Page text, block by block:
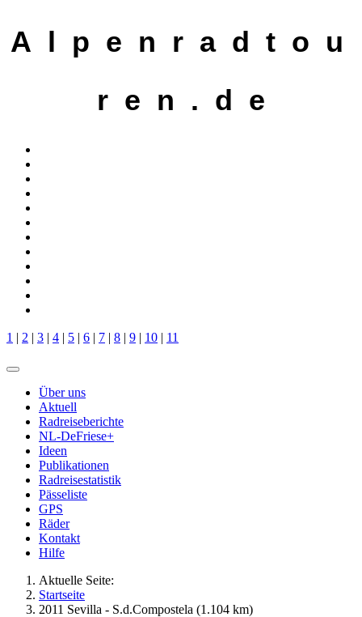
A l p e n r a d t o u
r e n . d e
1 | 2 | 3 | 4 | 5 | 6 | 7 | 8 | 9 | 10 | 11
Über uns
Aktuell
Radreiseberichte
NL-DeFriese+
Ideen
Publikationen
Radreisestatistik
Pässeliste
GPS
Räder
Kontakt
Hilfe
Aktuelle Seite:
Startseite
2011 Sevilla - S.d.Compostela (1.104 km)